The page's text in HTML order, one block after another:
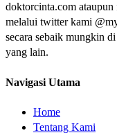
doktorcinta.com
melalui twitter kami
secara sebaik mungkin
yang lain.
Navigasi Utama
Home
Tentang Kami